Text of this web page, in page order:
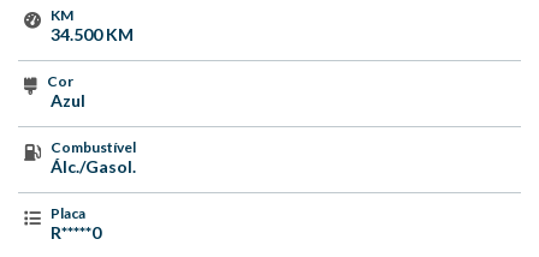
KM
34.500 KM
Cor
Azul
Combustível
Álc./Gasol.
Placa
R*****0